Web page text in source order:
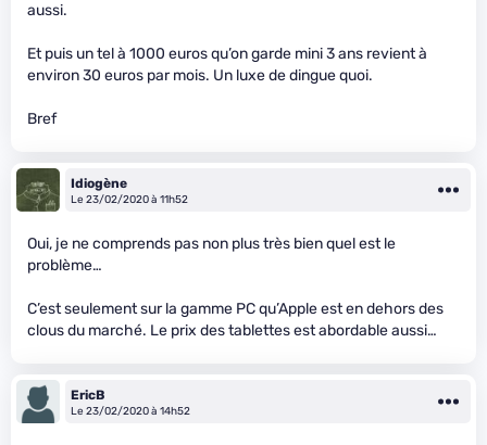
aussi.
Et puis un tel à 1000 euros qu’on garde mini 3 ans revient à
environ 30 euros par mois. Un luxe de dingue quoi.
Bref
Idiogène
Le 23/02/2020 à 11h52
Oui, je ne comprends pas non plus très bien quel est le
problème…
C’est seulement sur la gamme PC qu’Apple est en dehors des
clous du marché. Le prix des tablettes est abordable aussi…
EricB
Le 23/02/2020 à 14h52